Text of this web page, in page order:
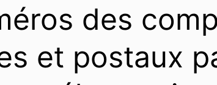
des
et postaux